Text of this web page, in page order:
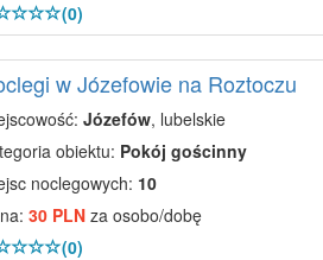
(0)
w Józefowie na Roztoczu
Józefów, lubelskie
obiektu: Pokój gościnny
noclegowych: 10
30 PLNza osobo/dobę
(0)